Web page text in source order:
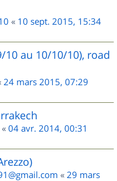
« 10 sept. 2015, 15:34
au 10/10/10), road
24 mars 2015, 07:29
« 04 avr. 2014, 00:31
« 29 mars